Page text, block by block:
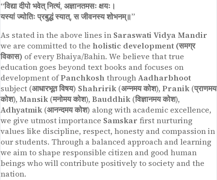
“विद्या दीपो भवेत् नित्यं, अज्ञानतमसः क्षयः।
यस्यां ज्योतिः प्रबुद्धं स्यात्, स जीवनस्य शोभनम्॥”
As stated in the above lines in Saraswati Vidya Mandir
we are committed to the holistic development (समग्र
विकास) of every Bhaiya/Bahin. We believe that true
education goes beyond text books and focuses on
development ofPanchkosh throughAadharbhoot
subject (आधारभूत विषय) Shahririk (अन्नमय कोश), Pranik (प्राणमय
कोश), Mansik (मनोमय कोश), Bauddhik (विज्ञानमय कोश),
Adhyatmik (आनन्दमय कोश) along with academic excellence,
we give utmost importance Samskar first nurturing
values like discipline, respect, honesty and compassion in
our students. Through a balanced approach and learning
we aim to shape responsible citizen and good human
beings who will contribute positively to society and the
nation.